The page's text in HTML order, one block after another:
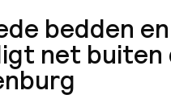
bedden
net buiten